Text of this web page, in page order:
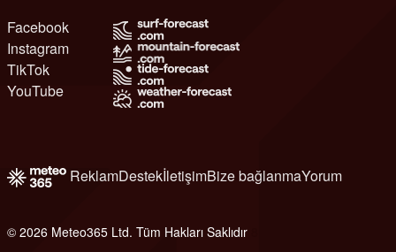
Facebook
Instagram
TikTok
YouTube
ReklamDestekİletişimBize bağlanmaYorum
© 2026 Meteo365 Ltd. Tüm Hakları Saklıdır